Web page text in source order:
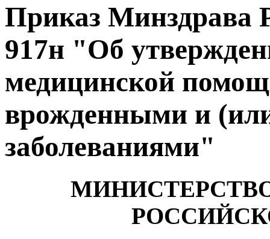
Приказ Минздрава
917н "Об
медицинской
врожденными и
заболеваниями"